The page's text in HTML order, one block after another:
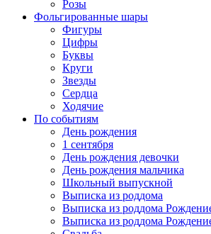
Розы
Фольгированные шары
Фигуры
Цифры
Буквы
Круги
Звезды
Сердца
Ходячие
По событиям
День рождения
1 сентября
День рождения девочки
День рождения мальчика
Школьный выпускной
Выписка из роддома
Выписка из роддома
Выписка из роддома